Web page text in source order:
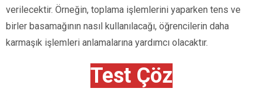
verilecektir. Örneğin, toplama işlemlerini yaparken tens ve
birler basamağının nasıl kullanılacağı, öğrencilerin daha
karmaşık işlemleri anlamalarına yardımcı olacaktır.
Test Çöz